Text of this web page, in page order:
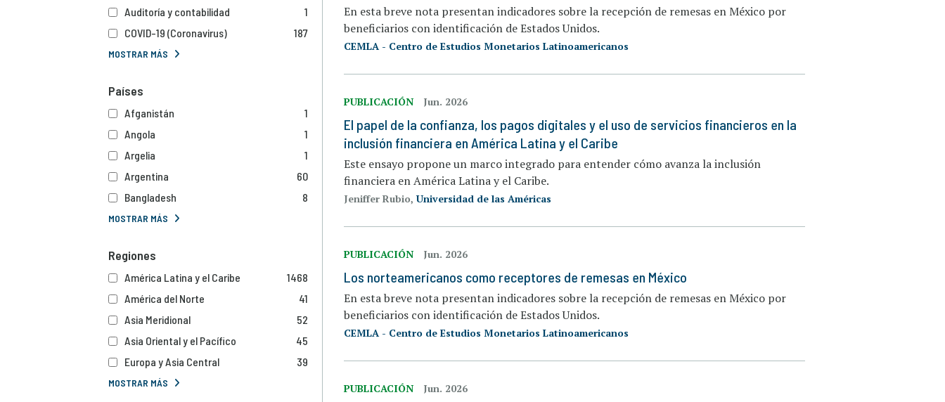
En esta breve nota presentan indicadores sobre la recepción de remesas en México por
beneficiarios con identificación de Estados Unidos.
CEMLA - Centro de Estudios Monetarios Latinoamericanos
PUBLICACIÓN Jun. 2026
El papel de la confianza, los pagos digitales y el uso de servicios financieros en la
inclusión financiera en América Latina y el Caribe
Este ensayo propone un marco integrado para entender cómo avanza la inclusión
financiera en América Latina y el Caribe.
Jeniffer Rubio,Universidad de las Américas
PUBLICACIÓN Jun. 2026
Los norteamericanos como receptores de remesas en México
En esta breve nota presentan indicadores sobre la recepción de remesas en México por
beneficiarios con identificación de Estados Unidos.
CEMLA - Centro de Estudios Monetarios Latinoamericanos
PUBLICACIÓN Jun. 2026
Auditoría y contabilidad
1
COVID-19 (Coronavirus)
187
MOSTRAR MÁS
Países
Afganistán
1
Angola
1
Argelia
1
Argentina
60
Bangladesh
8
MOSTRAR MÁS
Regiones
América Latina y el Caribe
1468
América del Norte
41
Asia Meridional
52
Asia Oriental y el Pacífico
45
Europa y Asia Central
39
MOSTRAR MÁS